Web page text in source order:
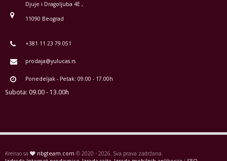
Djuje i Dragoljuba 4E ,
11090 Beograd
+381 11 23 79 051
prodaja@yulucas.rs
Ponedeljak - Petak: 09.00 - 17.00h
Subota: 09.00 - 13.00h
Kreirao sa nbgteam.com © 2020 - 2026. Sva prava zadržana.